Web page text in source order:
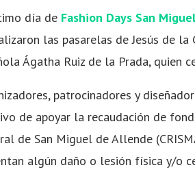
día de Fashion Days San
las pasarelas de Jesús de
Ágatha Ruiz de la Prada, quien
patrocinadores y
de apoyar la recaudación de
de San Miguel de Allende
algún daño o lesión física y/o